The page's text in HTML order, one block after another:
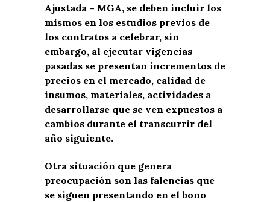
Ajustada – MGA, se deben incluir los
mismos en los estudios previos de
los contratos a celebrar, sin
embargo, al ejecutar vigencias
pasadas se presentan incrementos de
precios en el mercado, calidad de
insumos, materiales, actividades a
desarrollarse que se ven expuestos a
cambios durante el transcurrir del
año siguiente.
Otra situación que genera
preocupación son las falencias que
se siguen presentando en el bono